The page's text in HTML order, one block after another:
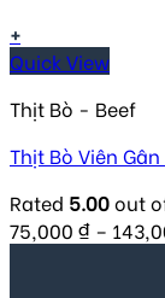
+
Quick View
Thịt Bò - Beef
Thịt Bò Viên
Rated 5.00out
75,000 ₫ –